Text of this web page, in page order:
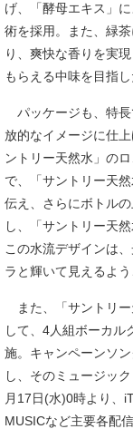
げ、「酵母エキス」
術を採用。また、緑
り、爽快な香りを実
もらえる中味を目指し
パッケージも、特長
放的なイメージに仕
ントリー天然水」の
で、「サントリー天
伝え、さらにボトル
し、「サントリー天
この水流デザインは
ラと輝いて見えるよ
また、「サントリー
して、4人組ボーカル
施。キャンペーンソ
し、そのミュージッ
月17日(水)0時より、
MUSICなど主要各配